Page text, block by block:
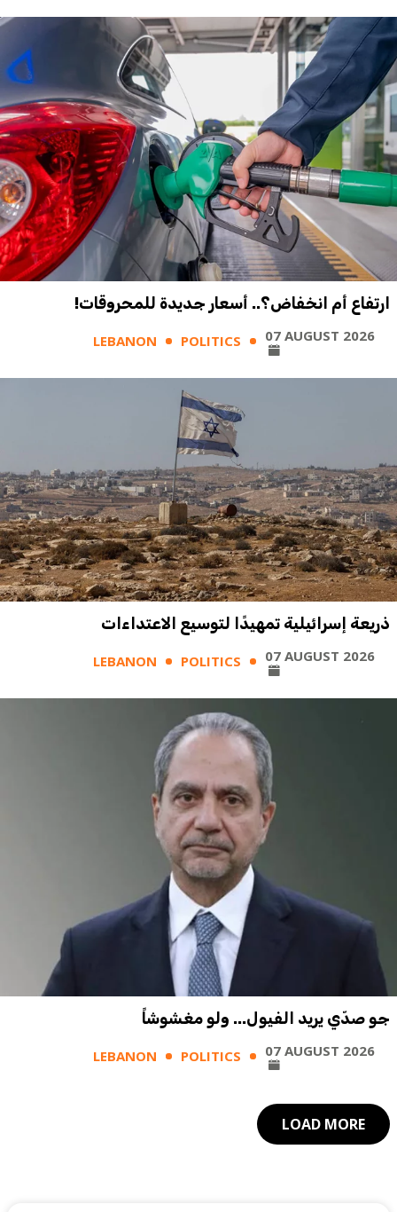
ارتفاع أم انخفاض؟.. أسعار جديدة للمحروقات!
LEBANON POLITICS 07 AUGUST 2026
ذريعة إسرائيلية تمهيدًا لتوسيع الاعتداءات
LEBANON POLITICS 07 AUGUST 2026
جو صدّي يريد الفيول... ولو مغشوشاً
LEBANON POLITICS 07 AUGUST 2026
LOAD MORE